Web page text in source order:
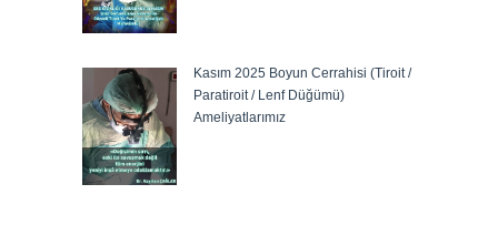
Kasım 2025 Boyun Cerrahisi (Tiroit /
Paratiroit / Lenf Düğümü)
Ameliyatlarımız